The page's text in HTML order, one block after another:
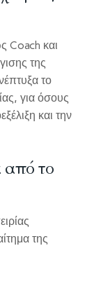
Coach και
της
το
για όσους
και την
από το
της